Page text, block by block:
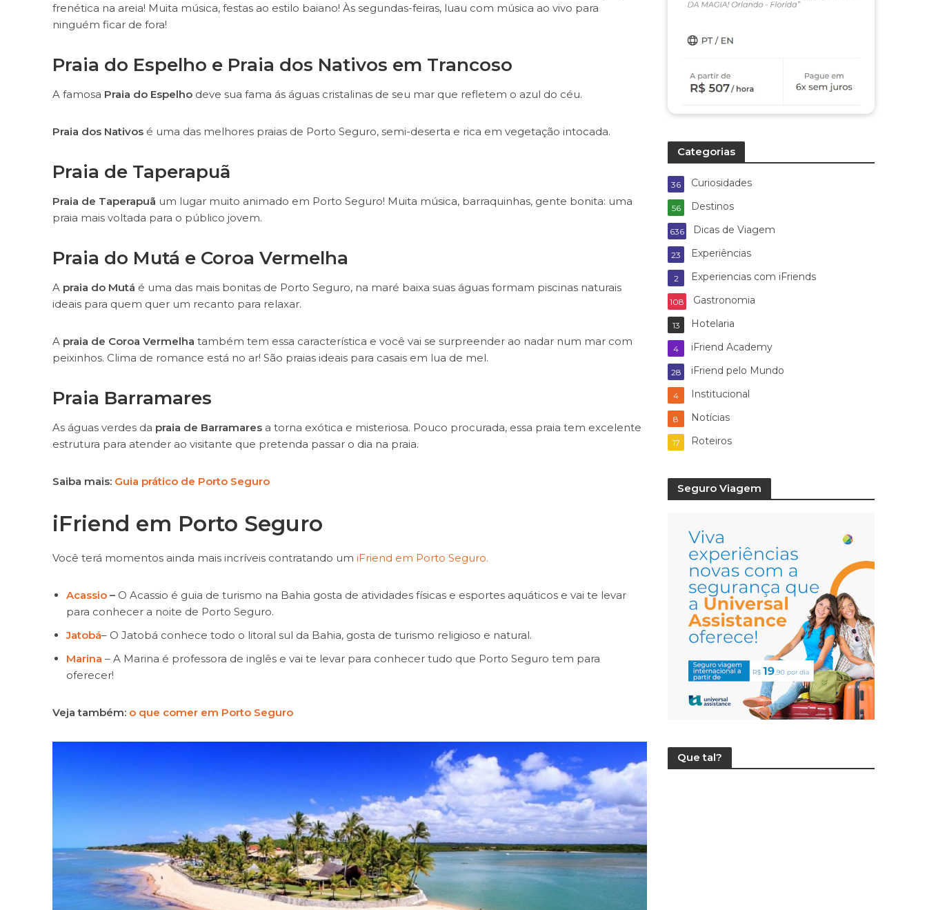
frenética na areia! Muita música, festas ao estilo baiano! Às segundas-feiras, luau com música ao vivo para
ninguém ficar de fora!
Praia do Espelho e Praia dos Nativos em Trancoso
A famosa Praia do Espelhodeve sua fama ás águas cristalinas de seu mar que refletem o azul do céu.
Praia dos Nativosé uma das melhores praias de Porto Seguro, semi-deserta e rica em vegetação intocada.
Praia de Taperapuã
Praia de Taperapuã um lugar muito animado em Porto Seguro! Muita música, barraquinhas, gente bonita: uma
praia mais voltada para o público jovem.
Praia do Mutá e Coroa Vermelha
A praia do Mutá é uma das mais bonitas de Porto Seguro, na maré baixa suas águas formam piscinas naturais
ideais para quem quer um recanto para relaxar.
A praia de Coroa Vermelha também tem essa característica e você vai se surpreender ao nadar num mar com
peixinhos. Clima de romance está no ar! São praias ideais para casais em lua de mel.
Praia Barramares
As águas verdes da praia de Barramares a torna exótica e misteriosa. Pouco procurada, essa praia tem excelente
estrutura para atender ao visitante que pretenda passar o dia na praia.
Saiba mais: Guia prático de Porto Seguro
iFriend em Porto Seguro
Você terá momentos ainda mais incríveis contratando um iFriend em Porto Seguro.
Acassio– O Acassio é guia de turismo na Bahia gosta de atividades físicas e esportes aquáticos e vai te levar
para conhecer a noite de Porto Seguro.
Jatobá– O Jatobá conhece todo o litoral sul da Bahia, gosta de turismo religioso e natural.
Marina – A Marina é professora de inglês e vai te levar para conhecer tudo que Porto Seguro tem para
oferecer!
Veja também: o que comer em Porto Seguro
Categorias
Curiosidades
36
Destinos
56
Dicas de Viagem
636
Experiências
23
Experiencias com iFriends
2
Gastronomia
108
Hotelaria
13
iFriend Academy
4
iFriend pelo Mundo
28
Institucional
4
Notícias
8
Roteiros
17
Seguro Viagem
Que tal?